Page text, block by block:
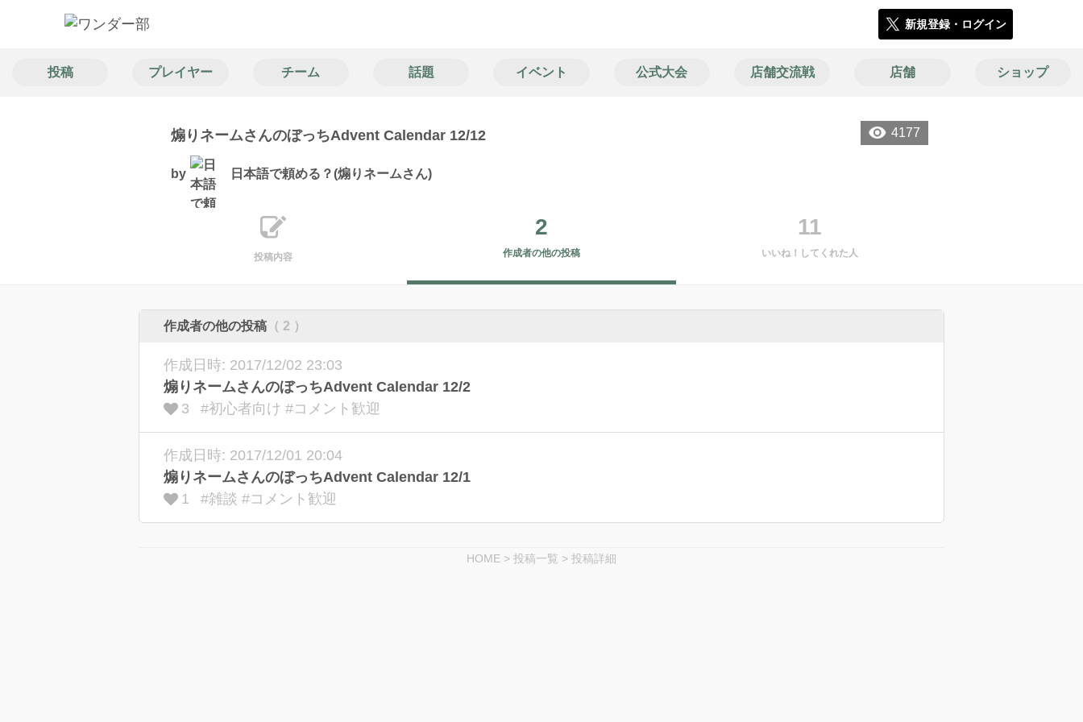
新規登録・ログイン
投稿 プレイヤー チーム 話題 イベント 公式大会 店舗交流戦 店舗 ショップ
4177
煽りネームさんのぼっちAdvent Calendar 12/12
by 日本語で頼める？(煽りネームさん)
投稿内容
2
作成者の他の投稿
11
いいね！してくれた人
作成者の他の投稿 （ 2 ）
作成日時: 2017/12/02 23:03
煽りネームさんのぼっちAdvent Calendar 12/2
3
#初心者向け #コメント歓迎
作成日時: 2017/12/01 20:04
煽りネームさんのぼっちAdvent Calendar 12/1
1
#雑談 #コメント歓迎
HOME > 投稿一覧 > 投稿詳細